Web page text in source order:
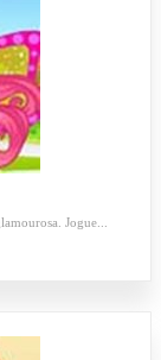
Jogue...